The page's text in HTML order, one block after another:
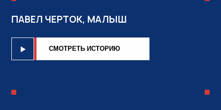
ПАВЕЛ ЧЕРТОК, МАЛЫШ
CМОТРЕТЬ ИСТОРИЮ